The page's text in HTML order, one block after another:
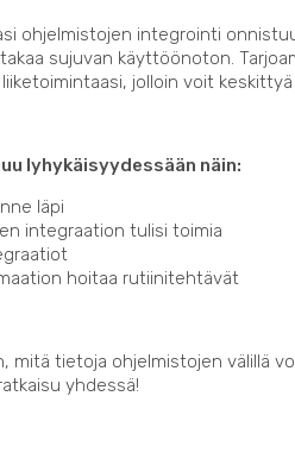
ohjelmistojen integrointi
sujuvan käyttöönoton.
jolloin voit
lyhykäisyydessään näin:
läpi
integraation tulisi toimia
hoitaa rutiinitehtävät
mitä tietoja ohjelmistojen välillä
yhdessä!